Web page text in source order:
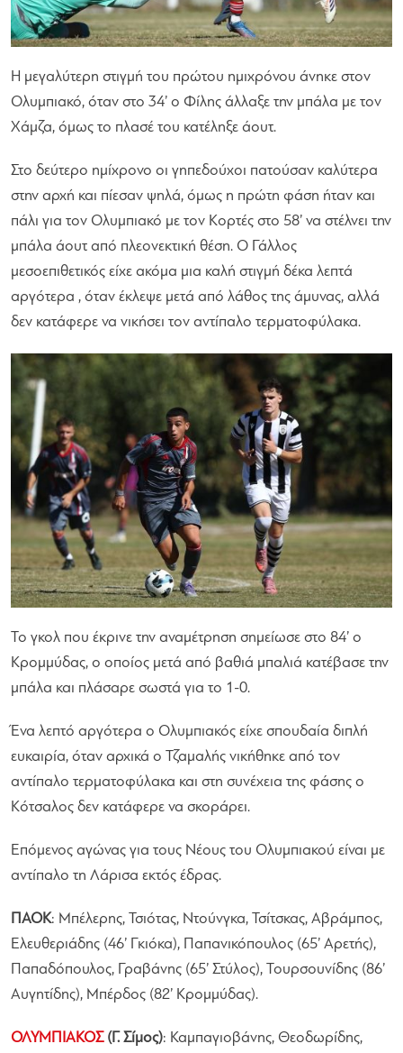
Η μεγαλύτερη στιγμή του πρώτου ημιχρόνου άνηκε στον
Ολυμπιακό, όταν στο 34’ ο Φίλης άλλαξε την μπάλα με τον
Χάμζα, όμως το πλασέ του κατέληξε άουτ.
Στο δεύτερο ημίχρονο οι γηπεδούχοι πατούσαν καλύτερα
στην αρχή και πίεσαν ψηλά, όμως η πρώτη φάση ήταν και
πάλι για τον Ολυμπιακό με τον Κορτές στο 58’ να στέλνει την
μπάλα άουτ από πλεονεκτική θέση. Ο Γάλλος
μεσοεπιθετικός είχε ακόμα μια καλή στιγμή δέκα λεπτά
αργότερα , όταν έκλεψε μετά από λάθος της άμυνας, αλλά
δεν κατάφερε να νικήσει τον αντίπαλο τερματοφύλακα.
Το γκολ που έκρινε την αναμέτρηση σημείωσε στο 84’ ο
Κρομμύδας, ο οποίος μετά από βαθιά μπαλιά κατέβασε την
μπάλα και πλάσαρε σωστά για το 1-0.
Ένα λεπτό αργότερα ο Ολυμπιακός είχε σπουδαία διπλή
ευκαιρία, όταν αρχικά ο Τζαμαλής νικήθηκε από τον
αντίπαλο τερματοφύλακα και στη συνέχεια της φάσης ο
Κότσαλος δεν κατάφερε να σκοράρει.
Επόμενος αγώνας για τους Νέους του Ολυμπιακού είναι με
αντίπαλο τη Λάρισα εκτός έδρας.
ΠΑΟΚ: Μπέλερης, Τσιότας, Ντούνγκα, Τσίτσκας, Αβράμπος,
Ελευθεριάδης (46’ Γκιόκα), Παπανικόπουλος (65’ Αρετής),
Παπαδόπουλος, Γραβάνης (65’ Στύλος), Τουρσουνίδης (86’
Αυγητίδης), Μπέρδος (82’ Κρομμύδας).
ΟΛΥΜΠΙΑΚΟΣ (Γ. Σίμος): Καμπαγιοβάνης, Θεοδωρίδης,